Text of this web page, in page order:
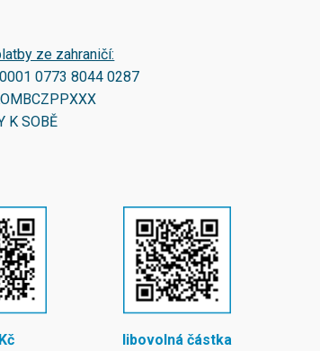
ze zahraničí:
0773 8044 0287
K SOBĚ
libovolná částka